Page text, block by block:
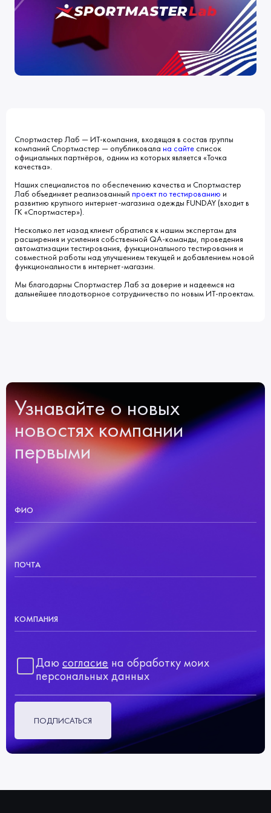
Индустрии
Клиенты
Наши процессы
Блог
Мы в СМИ
Развитие и карьерный рост
Спортмастер Лаб — ИТ-компания, входящая в состав группы
компаний Спортмастер — опубликовала на сайте список
официальных партнёров, одним из которых является «Точка
качества».
Наших специалистов по обеспечению качества и Спортмастер
Лаб объединяет реализованный проект по тестированию и
развитию крупного интернет-магазина одежды FUNDAY (входит в
ГК «Спортмастер»).
Несколько лет назад клиент обратился к нашим экспертам для
расширения и усиления собственной QA-команды, проведения
автоматизации тестирования, функционального тестирования и
совместной работы над улучшением текущей и добавлением новой
функциональности в интернет-магазин.
Мы благодарны Спортмастер Лаб за доверие и надеемся на
дальнейшее плодотворное сотрудничество по новым ИТ-проектам.
Узнавайте о новых
новостях компании
первыми
ФИО
ПОЧТА
КОМПАНИЯ
Даю согласие на обработку моих
персональных данных
ПОДПИСАТЬСЯ